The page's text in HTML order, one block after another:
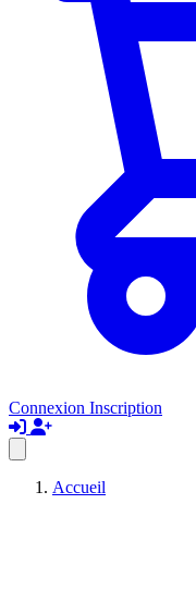
Connexion Inscription
Accueil